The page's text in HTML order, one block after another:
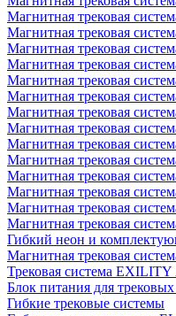
Магнитная трековая
Магнитная трековая
Магнитная трековая
Магнитная трековая
Магнитная трековая
Магнитная трековая
Магнитная трековая
Магнитная трековая
Магнитная трековая
Магнитная трековая
Магнитная трековая
Магнитная трековая
Магнитная трековая
Магнитная трековая
Гибкий неон и
Магнитная трековая
Трековая система EXILITY
Блок питания для
Гибкие трековые системы